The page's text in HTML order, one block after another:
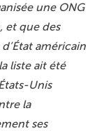
une ONG
et que des
américain
liste ait été
Unis
la
ses